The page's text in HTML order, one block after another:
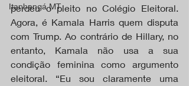
Itanhangá MT
perdeu o pleito no Colégio Eleitoral.
Agora, é Kamala Harris quem disputa
com Trump. Ao contrário de Hillary, no
entanto, Kamala não usa a sua
condição feminina como argumento
eleitoral. “Eu sou claramente uma